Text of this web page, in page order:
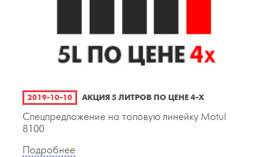
2019-10-10 АКЦИЯ 5 ЛИТРОВ ПО ЦЕНЕ 4-Х
Спецпредложение на топовую линейку Motul
8100
Подробнее